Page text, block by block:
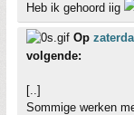
Heb ik gehoord iig
Op
volgende:
[..]
Sommige werken